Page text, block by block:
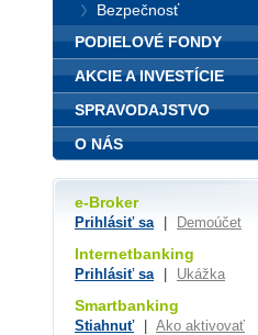
Bezpečnosť
PODIELOVÉ FONDY
AKCIE A INVESTÍCIE
SPRAVODAJSTVO
O NÁS
e-Broker
Prihlásiť sa Demoúčet
Internetbanking
Prihlásiť sa Ukážka
Smartbanking
Stiahnuť Ako aktivovať